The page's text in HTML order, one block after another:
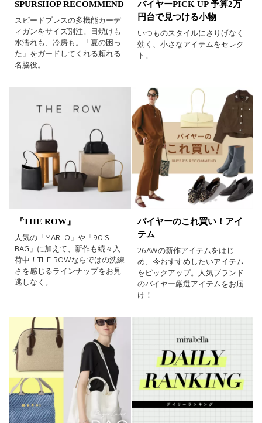
SPURSHOP RECOMMEND
スピードブレスの多機能カーデ
ィガンをサイズ別注。日焼けも
水濡れも、冷房も。「夏の困っ
た」をガードしてくれる頼れる
名脇役。
バイヤーPICK UP 予算2万
円台で見つける小物
いつものスタイルにさりげなく
効く、小さなアイテムをセレク
ト。
『THE ROW』
人気の「MARLO」や「90'S
BAG」に加えて、新作も続々入
荷中！THE ROWならではの洗練
さを感じるラインナップをお見
逃しなく。
バイヤーのこれ買い！アイ
テム
26AWの新作アイテムをはじ
め、今おすすめしたいアイテム
をピックアップ。人気ブランド
のバイヤー厳選アイテムをお届
け！